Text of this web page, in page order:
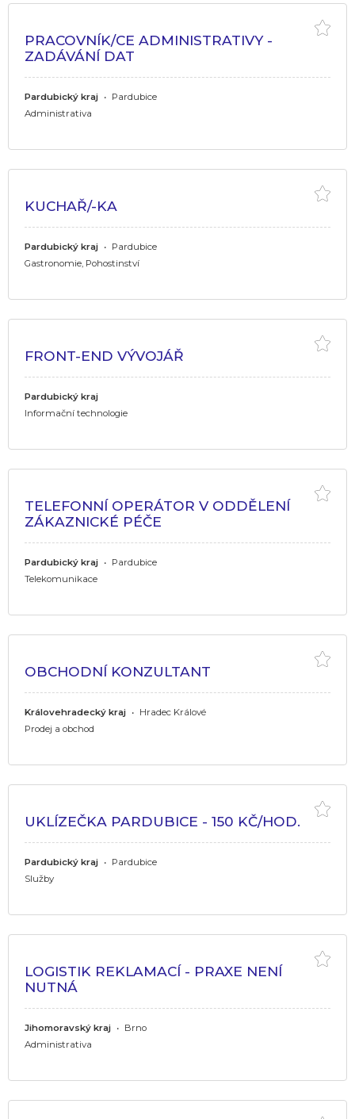
PRACOVNÍK/CE ADMINISTRATIVY -
ZADÁVÁNÍ DAT
Pardubický kraj • Pardubice
Administrativa
KUCHAŘ/-KA
Pardubický kraj • Pardubice
Gastronomie, Pohostinství
FRONT-END VÝVOJÁŘ
Pardubický kraj
Informační technologie
TELEFONNÍ OPERÁTOR V ODDĚLENÍ
ZÁKAZNICKÉ PÉČE
Pardubický kraj • Pardubice
Telekomunikace
OBCHODNÍ KONZULTANT
Královehradecký kraj • Hradec Králové
Prodej a obchod
UKLÍZEČKA PARDUBICE - 150 KČ/HOD.
Pardubický kraj • Pardubice
Služby
LOGISTIK REKLAMACÍ - PRAXE NENÍ
NUTNÁ
Jihomoravský kraj • Brno
Administrativa